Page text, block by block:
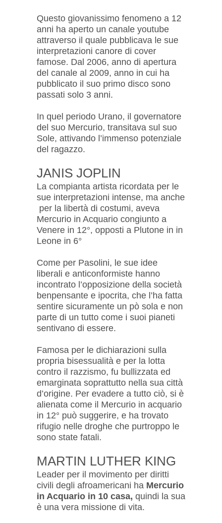
Questo giovanissimo fenomeno a 12
anni ha aperto un canale youtube
attraverso il quale pubblicava le sue
interpretazioni canore di cover
famose. Dal 2006, anno di apertura
del canale al 2009, anno in cui ha
pubblicato il suo primo disco sono
passati solo 3 anni.
In quel periodo Urano, il governatore
del suo Mercurio, transitava sul suo
Sole, attivando l’immenso potenziale
del ragazzo.
JANIS JOPLIN
La compianta artista ricordata per le
sue interpretazioni intense, ma anche
per la libertà di costumi, aveva
Mercurio in Acquario congiunto a
Venere in 12°, opposti a Plutone in in
Leone in 6°
Come per Pasolini, le sue idee
liberali e anticonformiste hanno
incontrato l’opposizione della società
benpensante e ipocrita, che l’ha fatta
sentire sicuramente un pò sola e non
parte di un tutto come i suoi pianeti
sentivano di essere.
Famosa per le dichiarazioni sulla
propria bisessualità e per la lotta
contro il razzismo, fu bullizzata ed
emarginata soprattutto nella sua città
d’origine. Per evadere a tutto ciò, si è
alienata come il Mercurio in acquario
in 12° può suggerire, e ha trovato
rifugio nelle droghe che purtroppo le
sono state fatali.
MARTIN LUTHER KING
Leader per il movimento per diritti
civili degli afroamericani ha Mercurio
in Acquario in 10 casa, quindi la sua
è una vera missione di vita.